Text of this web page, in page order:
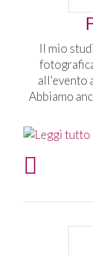
Il mio
all'evento
Abbiamo